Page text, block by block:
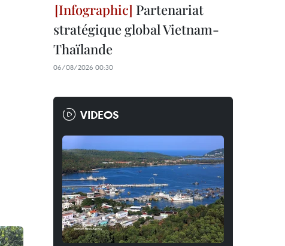
Partenariat
stratégique global Vietnam-
Thaïlande
06/08/2026 00:30
VIDEOS